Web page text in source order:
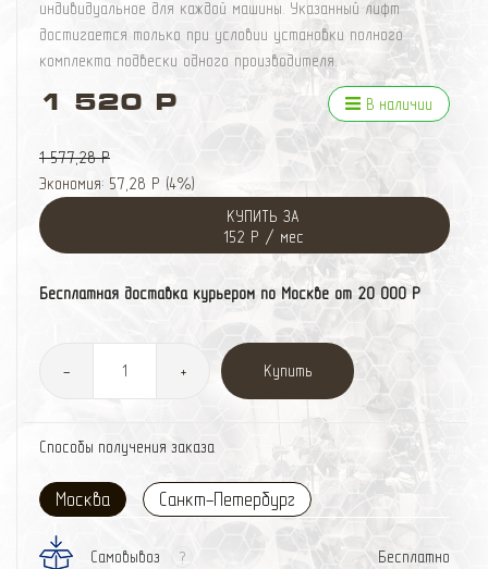
индивидуальное для каждой машины. Указанный лифт
достигается только при условии установки полного
комплекта подвески одного производителя.
1 520 Р В наличии
1 577,28 Р
Экономия: 57,28 Р (4%)
КУПИТЬ ЗА
152 Р / мес
Бесплатная доставка курьером по Москве от 20 000 Р
- + Купить
Способы получения заказа
Москва Санкт-Петербург
Самовывоз ? Бесплатно